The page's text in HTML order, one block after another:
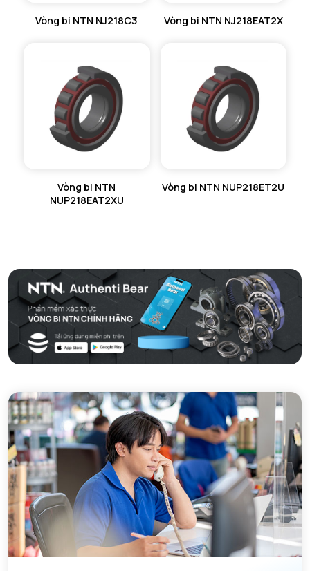
Vòng bi NTN NJ218C3 Vòng bi NTN NJ218EAT2X
Vòng bi NTN
NUP218EAT2XU
Vòng bi NTN NUP218ET2U